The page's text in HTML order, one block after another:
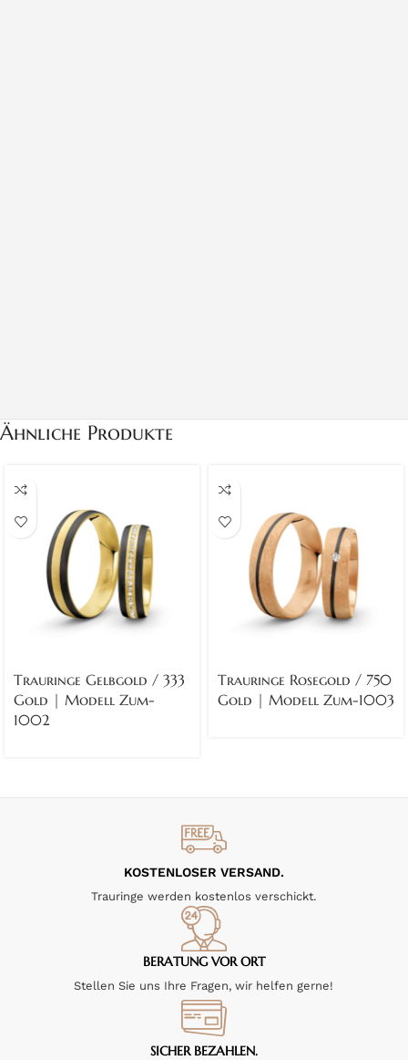
Ähnliche Produkte
Trauringe Gelbgold / 333
Gold | Modell Zum-
1002
Trauringe Rosegold / 750
Gold | Modell Zum-1003
KOSTENLOSER VERSAND.
Trauringe werden kostenlos verschickt.
BERATUNG VOR ORT
Stellen Sie uns Ihre Fragen, wir helfen gerne!
SICHER BEZAHLEN.